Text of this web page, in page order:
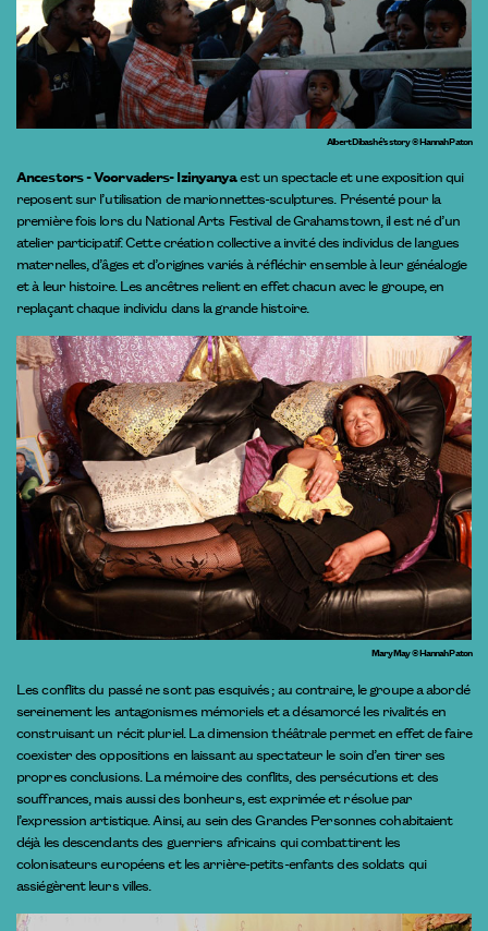
Albert Dibashé’s story © Hannah Paton
Ancestors - Voorvaders- Izinyanyaest un spectacle et une exposition qui
reposent sur l’utilisation de marionnettes-sculptures. Présenté pour la
première fois lors du National Arts Festival de Grahamstown, il est né d’un
atelier participatif. Cette création collective a invité des individus de langues
maternelles, d’âges et d’origines variés à réfléchir ensemble à leur généalogie
et à leur histoire. Les ancêtres relient en effet chacun avec le groupe, en
replaçant chaque individu dans la grande histoire.
Mary May © Hannah Paton
Les conflits du passé ne sont pas esquivés ; au contraire, le groupe a abordé
sereinement les antagonismes mémoriels et a désamorcé les rivalités en
construisant un récit pluriel. La dimension théâtrale permet en effet de faire
coexister des oppositions en laissant au spectateur le soin d’en tirer ses
propres conclusions. La mémoire des conflits, des persécutions et des
souffrances, mais aussi des bonheurs, est exprimée et résolue par
l’expression artistique. Ainsi, au sein des Grandes Personnes cohabitaient
déjà les descendants des guerriers africains qui combattirent les
colonisateurs européens et les arrière-petits-enfants des soldats qui
assiégèrent leurs villes.